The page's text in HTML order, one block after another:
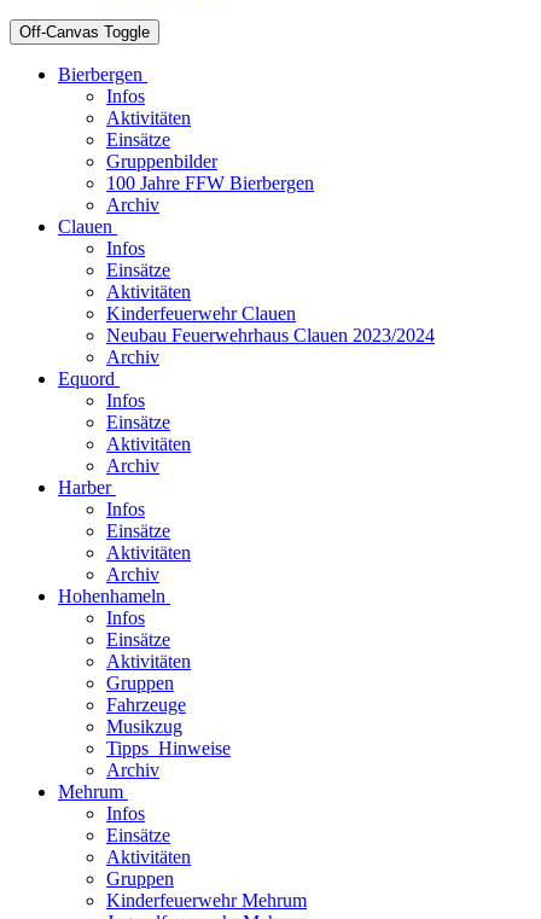
Off-Canvas Toggle
Bierbergen
Infos
Aktivitäten
Einsätze
Gruppenbilder
100 Jahre FFW Bierbergen
Archiv
Clauen
Infos
Einsätze
Aktivitäten
Kinderfeuerwehr Clauen
Neubau Feuerwehrhaus Clauen 2023/2024
Archiv
Equord
Infos
Einsätze
Aktivitäten
Archiv
Harber
Infos
Einsätze
Aktivitäten
Archiv
Hohenhameln
Infos
Einsätze
Aktivitäten
Gruppen
Fahrzeuge
Musikzug
Tipps_Hinweise
Archiv
Mehrum
Infos
Einsätze
Aktivitäten
Gruppen
Kinderfeuerwehr Mehrum